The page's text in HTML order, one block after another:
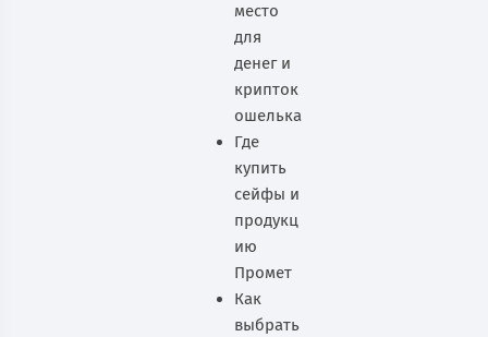
место
для
денег и
крипток
ошелька
Где
купить
сейфы и
продукц
ию
Промет
Как
выбрать